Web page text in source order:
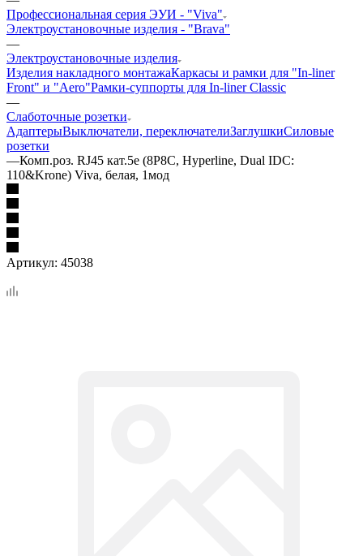
Профессиональная серия ЭУИ - "Viva"
Электроустановочные изделия - "Brava"
—
Электроустановочные изделия
Изделия накладного монтажаКаркасы и рамки для "In-liner
Front" и "Aero"Рамки-суппорты для In-liner Classic
—
Слаботочные розетки
АдаптерыВыключатели, переключателиЗаглушкиСиловые
розетки
—Комп.роз. RJ45 кат.5e (8P8C, Hyperline, Dual IDC:
110&Krone) Viva, белая, 1мод
Артикул: 45038